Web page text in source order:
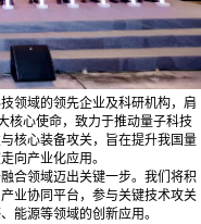
领域的领先企业及科研机构，肩
核心使命，致力于推动量子科技
核心装备攻关，旨在提升我国量
向产业化应用。
合领域迈出关键一步。我们将积
业协同平台，参与关键技术攻关
能源等领域的创新应用。